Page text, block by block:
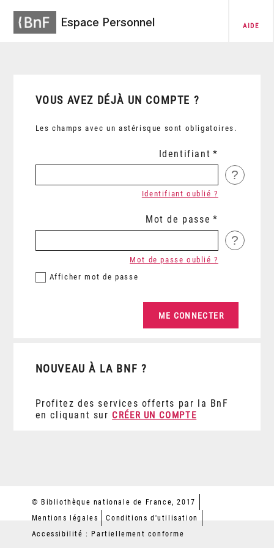
Espace Personnel AIDE
VOUS AVEZ DÉJÀ UN COMPTE ?
Les champs avec un astérisque sont obligatoires.
Identifiant
?
Identifiant oublié ?
Mot de passe
?
Afficher mot de passe
Mot de passe oublié ?
NOUVEAU À LA BNF ?
Profitez des services offerts par la BnF
en cliquant sur CRÉER UN COMPTE
© Bibliothèque nationale de France, 2017
Mentions légales
Conditions d'utilisation
Accessibilité : Partiellement conforme